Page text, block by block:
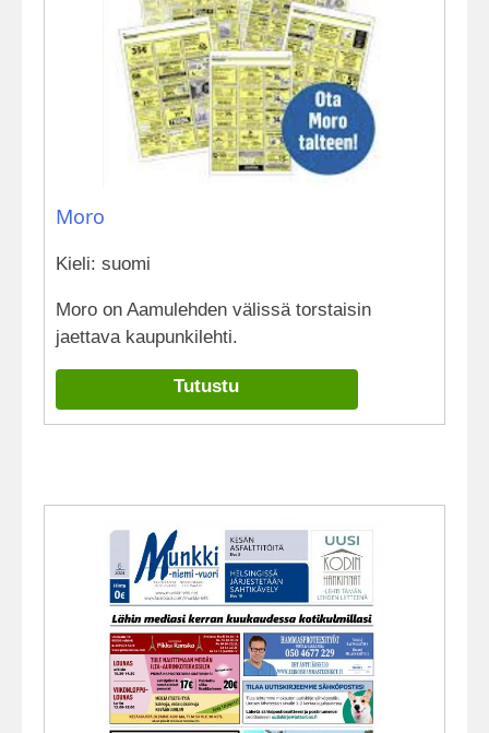
Moro
Kieli: suomi
Moro on Aamulehden välissä torstaisin
jaettava kaupunkilehti.
Tutustu